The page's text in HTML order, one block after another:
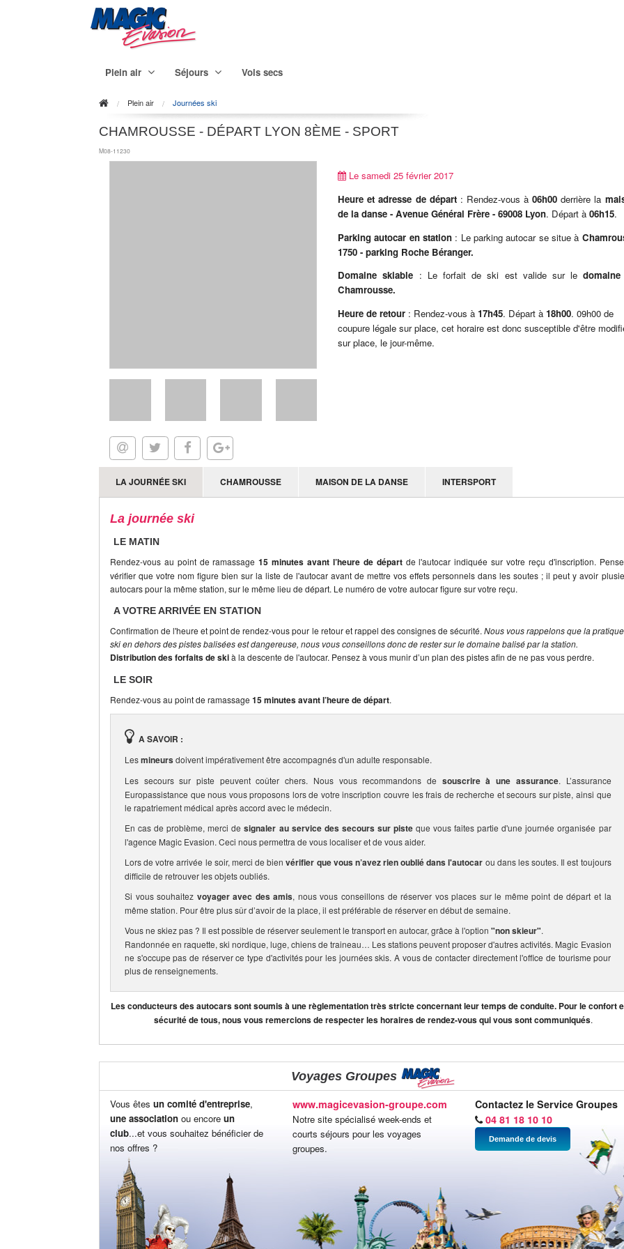
Plein air Séjours Vols secs
Plein air Journées ski
CHAMROUSSE - DÉPART LYON 8ÈME - SPORT
M08-11230
Le samedi 25 février 2017
Heure et adresse de départ : Rendez-vous à06h00 derrière la
de la danse - Avenue Général Frère - 69008 Lyon. Départ à06h15.
Parking autocar en station : Le parking autocar se situe à
1750 - parking Roche Béranger.
Domaine skiable : Le forfait de ski est valide sur le
Chamrousse.
Heure de retour : Rendez-vous à17h45. Départ à18h00. 09h00 de
coupure légale sur place, cet horaire est donc susceptible d'être
sur place, le jour-même.
LA JOURNÉE SKI CHAMROUSSE MAISON DE LA DANSE INTERSPORT
La journée ski
LE MATIN
Rendez-vous au point de ramassage15 minutes avant l’heure de départde l'autocar indiquée sur votre reçu d'inscription.
vérifier que votre nom figure bien sur la liste de l'autocar avant de mettre vos effets personnels dans les soutes ; il peut y avoir
autocars pour la même station, sur le même lieu de départ. Le numéro de votre autocar figure sur votre reçu.
A VOTRE ARRIVÉE EN STATION
Confirmation de l'heure et point de rendez-vous pour le retour et rappel des consignes de sécurité.Nous vous rappelons que la
ski en dehors des pistes balisées est dangereuse, nous vous conseillons donc de rester sur le domaine balisé par la station.
Distribution des forfaits de skià la descente de l'autocar. Pensez à vous munir d’un plan des pistes afin de ne pas vous perdre.
LE SOIR
Rendez-vous au point de ramassage 15 minutes avant l’heure de départ.
A SAVOIR :
Lesmineursdoivent impérativement être accompagnés d'un adulte responsable.
Les secours sur piste peuvent coûter chers. Nous vous recommandons de souscrire à une assurance. L’assurance
Europassistance que nous vous proposons lors de votre inscription couvre les frais de recherche et secours sur piste, ainsi que
le rapatriement médical après accord avec le médecin.
En cas de problème, merci designaler au service des secours sur pisteque vous faites partie d'une journée organisée par
l'agence Magic Evasion. Ceci nous permettra de vous localiser et de vous aider.
Lors de votre arrivée le soir, merci de bienvérifier que vous n’avez rien oublié dans l'autocar ou dans les soutes. Il est toujours
difficile de retrouver les objets oubliés.
Si vous souhaitez voyager avec des amis, nous vous conseillons de réserver vos places sur le même point de départ et la
même station. Pour être plus sûr d’avoir de la place, il est préférable de réserver en début de semaine.
Vous ne skiez pas ? Il est possible de réserver seulement le transport en autocar, grâce à l'option "non skieur".
Randonnée en raquette, ski nordique, luge, chiens de traineau… Les stations peuvent proposer d'autres activités. Magic Evasion
ne s'occupe pas de réserver ce type d'activités pour les journées skis. A vous de contacter directement l'office de tourisme pour
plus de renseignements.
Les conducteurs des autocars sont soumis à une règlementation très stricte concernant leur temps de conduite. Pour le confort
sécurité de tous, nous vous remercions de respecter les horaires de rendez-vous qui vous sont communiqués.
Voyages Groupes
Vous êtes un comité d'entreprise,
une association ou encore un
club...et vous souhaitez bénéficier de
nos offres ?
www.magicevasion-groupe.com
Notre site spécialisé week-ends et
courts séjours pour les voyages
groupes.
Contactez le Service Groupes
04 81 18 10 10
Demande de devis